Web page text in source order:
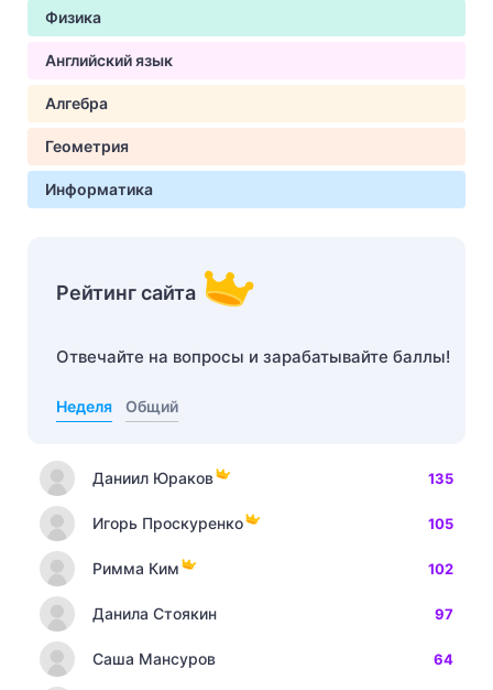
Физика
Английский язык
Алгебра
Геометрия
Информатика
Рейтинг сайта
Отвечайте на вопросы и зарабатывайте баллы!
Неделя Общий
Даниил Юраков 135
Игорь Проскуренко 105
Римма Ким 102
Данила Стоякин 97
Саша Мансуров 64